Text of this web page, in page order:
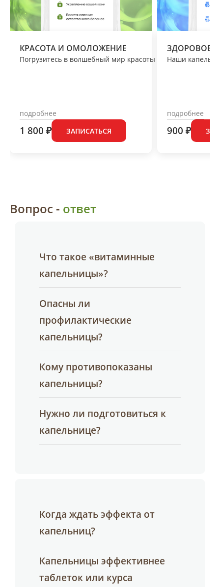
КРАСОТА И ОМОЛОЖЕНИЕ
Погрузитесь в волшебный мир красоты и омоложения
подробнее
1 800 ₽ ЗАПИСАТЬСЯ
ЗДОРОВОЕ
Наши
подробнее
900 ₽
Вопрос - ответ
Что такое «витаминные
капельницы»?
Опасны ли
профилактические
капельницы?
Кому противопоказаны
капельницы?
Нужно ли подготовиться к
капельнице?
Когда ждать эффекта от
капельниц?
Капельницы эффективнее
таблеток или курса